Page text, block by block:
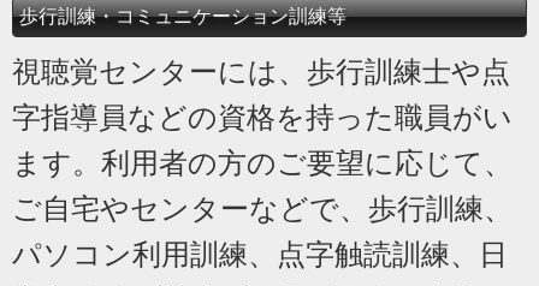
歩行訓練・コミュニケーション訓練等
視聴覚センターには、歩行訓練士や点
字指導員などの資格を持った職員がい
ます。利用者の方のご要望に応じて、
ご自宅やセンターなどで、歩行訓練、
パソコン利用訓練、点字触読訓練、日